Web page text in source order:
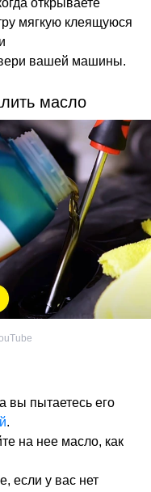
открываете
мягкую клеящуюся
вашей машины.
масло
вы пытаетесь его
.
на нее масло, как
если у вас нет